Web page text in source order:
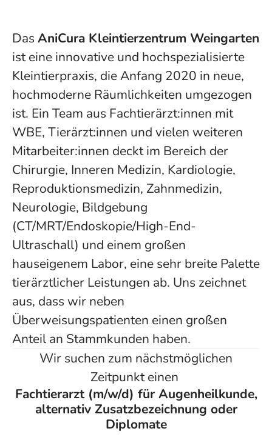
Das AniCura Kleintierzentrum Weingarten
ist eine innovative und hochspezialisierte
Kleintierpraxis, die Anfang 2020 in neue,
hochmoderne Räumlichkeiten umgezogen
ist. Ein Team aus Fachtierärzt:innen mit
WBE, Tierärzt:innen und vielen weiteren
Mitarbeiter:innen deckt im Bereich der
Chirurgie, Inneren Medizin, Kardiologie,
Reproduktionsmedizin, Zahnmedizin,
Neurologie, Bildgebung
(CT/MRT/Endoskopie/High-End-
Ultraschall) und einem großen
hauseigenem Labor, eine sehr breite Palette
tierärztlicher Leistungen ab. Uns zeichnet
aus, dass wir neben
Überweisungspatienten einen großen
Anteil an Stammkunden haben.
Wir suchen zum nächstmöglichen
Zeitpunkt einen
Fachtierarzt (m/w/d) für Augenheilkunde,
alternativ Zusatzbezeichnung oder
Diplomate